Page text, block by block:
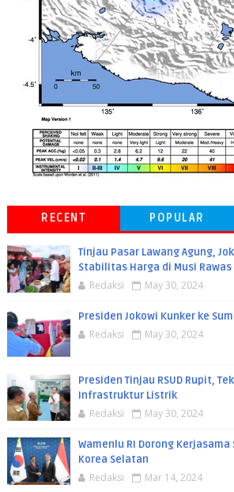
RECENT POPULAR
Tinjau Pasar Lawang Agung,
Stabilitas Harga di Musi
Redaksi May 30, 2024
Presiden Jokowi Kunker ke
Redaksi May 30, 2024
Presiden Tinjau RSUD Rupit,
Infrastruktur Listrik
Redaksi May 30, 2024
Wamenlu RI Dorong
Korea Selatan
Redaksi Mar 14, 2024